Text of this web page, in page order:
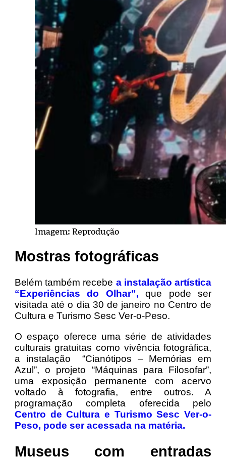
Imagem: Reprodução
Mostras fotográficas
Belém também recebe a instalação artística
“Experiências do Olhar”, que pode ser
visitada até o dia 30 de janeiro no Centro de
Cultura e Turismo Sesc Ver-o-Peso.
O espaço oferece uma série de atividades
culturais gratuitas como vivência fotográfica,
a instalação “Cianótipos – Memórias em
Azul”, o projeto “Máquinas para Filosofar”,
uma exposição permanente com acervo
voltado à fotografia, entre outros. A
programação completa oferecida pelo
Centro de Cultura e Turismo Sesc Ver-o-
Peso, pode ser acessada na matéria.
Museus com entradas